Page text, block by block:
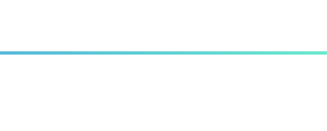
Απώλειες